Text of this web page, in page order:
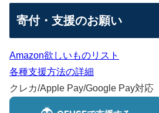
寄付・支援のお願い
Amazon欲しいものリスト
各種支援方法の詳細
クレカ/Apple Pay/Google Pay対応